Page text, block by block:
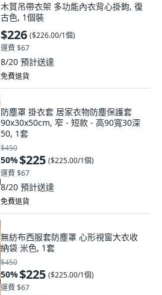
木質吊帶衣架 多功能內衣背心掛鉤, 復
古色, 1個裝
$226 ($226.00/1個)
運費 $67
8/20 預計送達
免費退貨
防塵罩 掛衣套 居家衣物防塵保護套
90x30x50cm, 窄 - 短款 - 高90寬30深
50, 1套
$450
50%$225 ($225.00/1個)
運費 $67
8/20 預計送達
免費退貨
無紡布西服套防塵罩 心形視窗大衣收
納袋 米色, 1套
$450
50%$225 ($225.00/1個)
運費 $67